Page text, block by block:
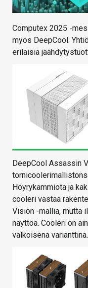
Computex 2025 -
myös DeepCool.
erilaisia
DeepCool Assassin
Höyrykammiota ja
cooleri vastaa
Vision -mallia, mutta
näyttöä. Cooleri on
valkoisena varianttina.